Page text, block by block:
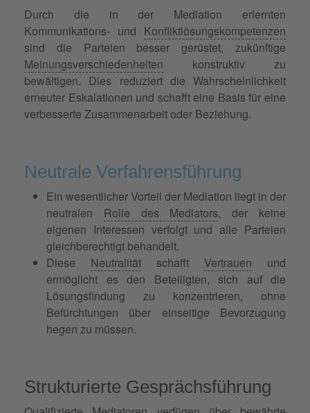
Durch die in der Mediation erlernten
Kommunikations- und Konfliktlösungskompetenzen
sind die Parteien besser gerüstet, zukünftige
Meinungsverschiedenheiten konstruktiv zu
bewältigen. Dies reduziert die Wahrscheinlichkeit
erneuter Eskalationen und schafft eine Basis für eine
verbesserte Zusammenarbeit oder Beziehung.
Neutrale Verfahrensführung
Ein wesentlicher Vorteil der Mediation liegt in der
neutralen Rolle des Mediators, der keine
eigenen Interessen verfolgt und alle Parteien
gleichberechtigt behandelt.
Diese Neutralität schafft Vertrauen und
ermöglicht es den Beteiligten, sich auf die
Lösungsfindung zu konzentrieren, ohne
Befürchtungen über einseitige Bevorzugung
hegen zu müssen.
Strukturierte Gesprächsführung